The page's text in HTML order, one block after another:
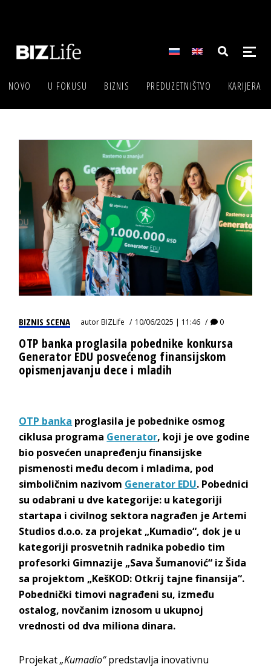
NOVO U FOKUSU BIZNIS PREDUZETNIŠTVO KARIJERA
BIZNIS SCENA autorBIZLife 10/06/2025 | 11:46 0
OTP banka proglasila pobednike konkursa
Generator EDU posvećenog finansijskom
opismenjavanju dece i mladih
OTP banka proglasila je pobednike osmog
ciklusa programa Generator, koji je ove godine
bio posvećen unapređenju finansijske
pismenosti među decom i mladima, pod
simboličnim nazivom Generator EDU. Pobednici
su odabrani u dve kategorije: u kategoriji
startapa i civilnog sektora nagrađen je Artemi
Studios d.o.o. za projekat „Kumadio“, dok je u
kategoriji prosvetnih radnika pobedio tim
profesorki Gimnazije „Sava Šumanović“ iz Šida
sa projektom „KešKOD: Otkrij tajne finansija“.
Pobednički timovi nagrađeni su, između
ostalog, novčanim iznosom u ukupnoj
vrednosti od dva miliona dinara.
Projekat„Kumadio“predstavlja inovativnu